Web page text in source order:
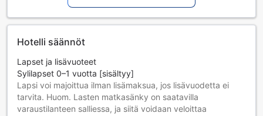
Hotelli säännöt
Lapset ja lisävuoteet
Sylilapset 0–1 vuotta [sisältyy]
Lapsi voi majoittua ilman lisämaksua, jos lisävuodetta ei
tarvita. Huom. Lasten matkasänky on saatavilla
varaustilanteen salliessa, ja siitä voidaan veloittaa